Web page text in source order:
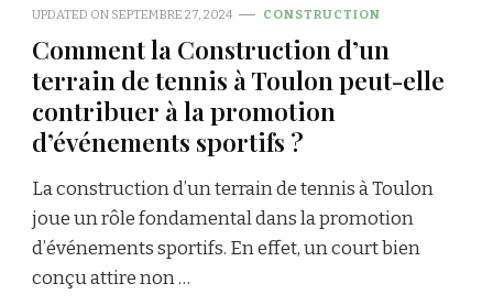
UPDATED ON SEPTEMBRE 27, 2024 CONSTRUCTION
Comment la Construction d’un
terrain de tennis à Toulon peut-elle
contribuer à la promotion
d’événements sportifs ?
La construction d’un terrain de tennis à Toulon
joue un rôle fondamental dans la promotion
d’événements sportifs. En effet, un court bien
conçu attire non …